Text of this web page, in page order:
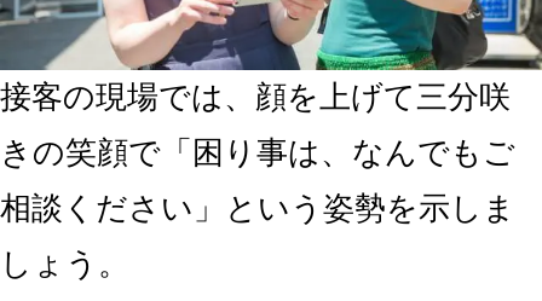
接客の現場では、顔を上げて三分咲
きの笑顔で「困り事は、なんでもご
相談ください」という姿勢を示しま
しょう。